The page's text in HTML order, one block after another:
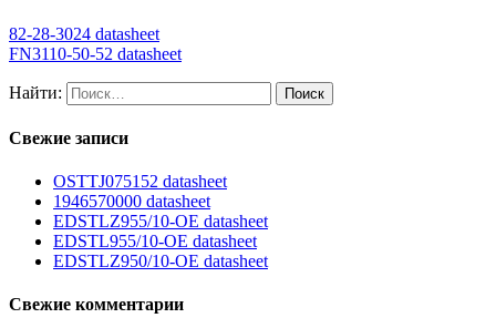
82-28-3024 datasheet
FN3110-50-52 datasheet
Найти:
Свежие записи
OSTTJ075152 datasheet
1946570000 datasheet
EDSTLZ955/10-OE datasheet
EDSTL955/10-OE datasheet
EDSTLZ950/10-OE datasheet
Свежие комментарии